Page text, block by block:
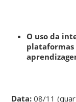
O uso da
plataformas
Data:08/11